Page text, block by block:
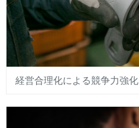
経営合理化による競争力強化